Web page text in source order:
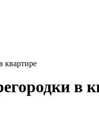
квартире
в